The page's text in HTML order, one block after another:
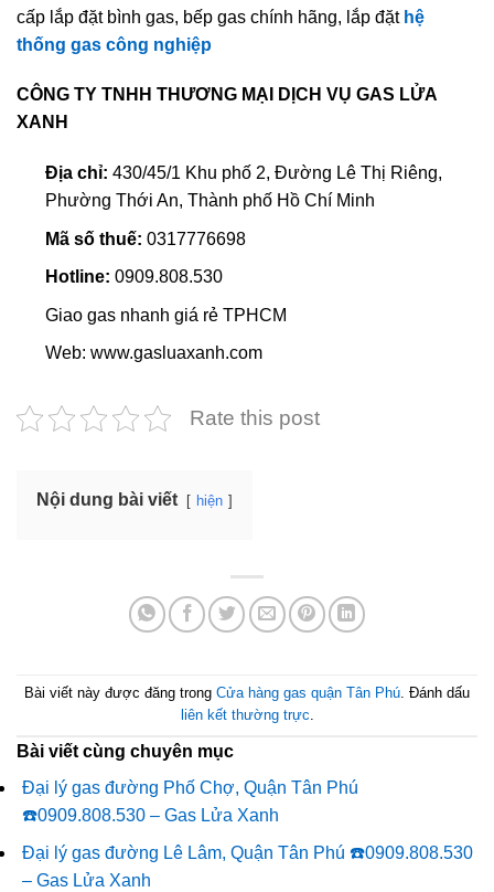
cấp lắp đặt bình gas, bếp gas chính hãng, lắp đặt hệ
thống gas công nghiệp
CÔNG TY TNHH THƯƠNG MẠI DỊCH VỤ GAS LỬA
XANH
Địa chỉ: 430/45/1 Khu phố 2, Đường Lê Thị Riêng,
Phường Thới An, Thành phố Hồ Chí Minh
Mã số thuế: 0317776698
Hotline: 0909.808.530
Giao gas nhanh giá rẻ TPHCM
Web: www.gasluaxanh.com
Rate this post
Nội dung bài viết hiện
Bài viết này được đăng trong Cửa hàng gas quận Tân Phú. Đánh dấu
liên kết thường trực.
Bài viết cùng chuyên mục
Đại lý gas đường Phố Chợ, Quận Tân Phú
☎️0909.808.530 – Gas Lửa Xanh
Đại lý gas đường Lê Lâm, Quận Tân Phú ☎️0909.808.530
– Gas Lửa Xanh